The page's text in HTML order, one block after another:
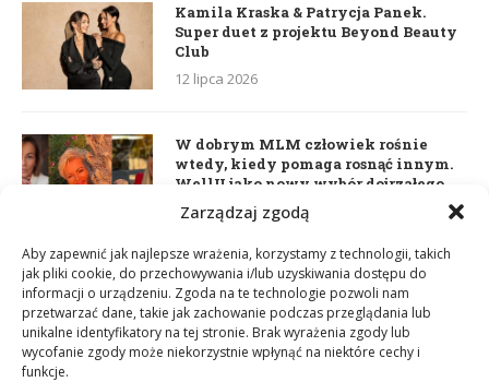
Zarządzaj zgodą
Aby zapewnić jak najlepsze wrażenia, korzystamy z technologii, takich
jak pliki cookie, do przechowywania i/lub uzyskiwania dostępu do
informacji o urządzeniu. Zgoda na te technologie pozwoli nam
przetwarzać dane, takie jak zachowanie podczas przeglądania lub
unikalne identyfikatory na tej stronie. Brak wyrażenia zgody lub
wycofanie zgody może niekorzystnie wpłynąć na niektóre cechy i
funkcje.
Kamila Kraska & Patrycja Panek.
Super duet z projektu Beyond Beauty
Club
12 lipca 2026
W dobrym MLM człowiek rośnie
wtedy, kiedy pomaga rosnąć innym.
WellU jako nowy wybór dojrzałego
lidera
Daria Dudzik. Kocham Cię
17 kwietnia 2026